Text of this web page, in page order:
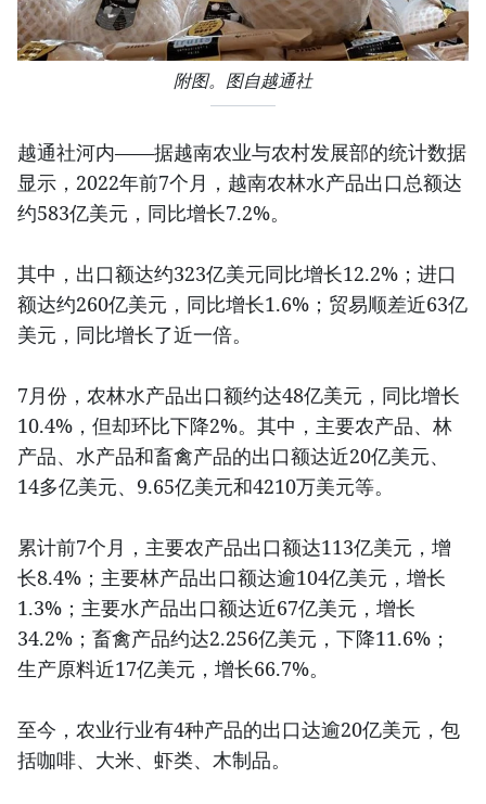
附图。图自越通社
越通社河内——据越南农业与农村发展部的统计数据
显示，2022年前7个月，越南农林水产品出口总额达
约583亿美元，同比增长7.2%。
其中，出口额达约323亿美元同比增长12.2%；进口
额达约260亿美元，同比增长1.6%；贸易顺差近63亿
美元，同比增长了近一倍。
7月份，农林水产品出口额约达48亿美元，同比增长
10.4%，但却环比下降2%。其中，主要农产品、林
产品、水产品和畜禽产品的出口额达近20亿美元、
14多亿美元、9.65亿美元和4210万美元等。
累计前7个月，主要农产品出口额达113亿美元，增
长8.4%；主要林产品出口额达逾104亿美元，增长
1.3%；主要水产品出口额达近67亿美元，增长
34.2%；畜禽产品约达2.256亿美元，下降11.6%；
生产原料近17亿美元，增长66.7%。
至今，农业行业有4种产品的出口达逾20亿美元，包
括咖啡、大米、虾类、木制品。